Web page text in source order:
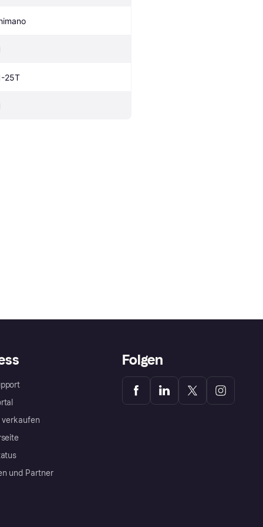
25T
verkaufen
und Partner
Folgen